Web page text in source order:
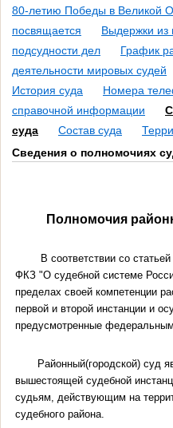
80-летию Победы в Великой
посвящается
Выдержки из
подсудности дел
График
деятельности мировых судей
История суда
Номера
справочной информации
суда
Состав суда
Сведения о полномочиях
Полномочия
В соответствии со статьей
ФКЗ "О судебной системе
пределах своей компетенции
первой и второй инстанции и
предусмотренные
Районный(городской) суд
вышестоящей судебной
судьям, действующим на
судебного района.